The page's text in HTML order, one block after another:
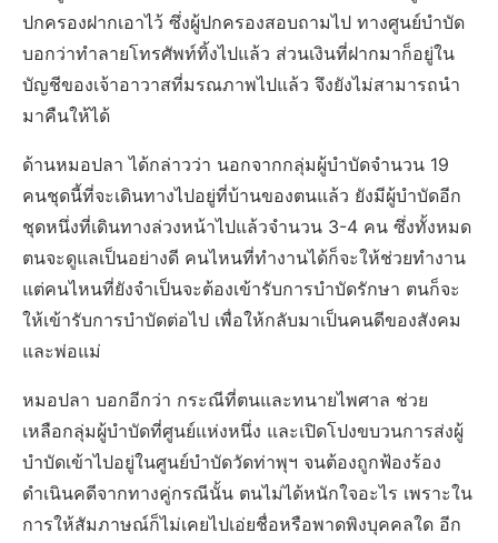
ปกครองฝากเอาไว้ ซึ่งผู้ปกครองสอบถามไป ทางศูนย์บำบัด
บอกว่าทำลายโทรศัพท์ทิ้งไปแล้ว ส่วนเงินที่ฝากมาก็อยู่ใน
บัญชีของเจ้าอาวาสที่มรณภาพไปแล้ว จึงยังไม่สามารถนำ
มาคืนให้ได้
ด้านหมอปลา ได้กล่าวว่า นอกจากกลุ่มผู้บำบัดจำนวน 19
คนชุดนี้ที่จะเดินทางไปอยู่ที่บ้านของตนแล้ว ยังมีผู้บำบัดอีก
ชุดหนึ่งที่เดินทางล่วงหน้าไปแล้วจำนวน 3-4 คน ซึ่งทั้งหมด
ตนจะดูแลเป็นอย่างดี คนไหนที่ทำงานได้ก็จะให้ช่วยทำงาน
แต่คนไหนที่ยังจำเป็นจะต้องเข้ารับการบำบัดรักษา ตนก็จะ
ให้เข้ารับการบำบัดต่อไป เพื่อให้กลับมาเป็นคนดีของสังคม
และพ่อแม่
หมอปลา บอกอีกว่า กระณีที่ตนและทนายไพศาล ช่วย
เหลือกลุ่มผู้บำบัดที่ศูนย์แห่งหนึ่ง และเปิดโปงขบวนการส่งผู้
บำบัดเข้าไปอยู่ในศูนย์บำบัดวัดท่าพุฯ จนต้องถูกฟ้องร้อง
ดำเนินคดีจากทางคู่กรณีนั้น ตนไม่ได้หนักใจอะไร เพราะใน
การให้สัมภาษณ์ก็ไม่เคยไปเอ่ยชื่อหรือพาดพิงบุคคลใด อีก